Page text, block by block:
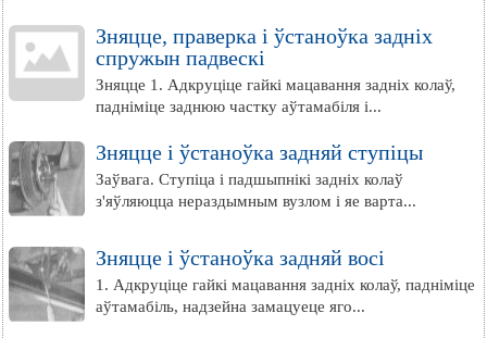
Зняцце, праверка і ўстаноўка задніх
спружын падвескі
Зняцце 1. Адкруціце гайкі мацавання задніх колаў,
падніміце заднюю частку аўтамабіля і...
Зняцце і ўстаноўка задняй ступіцы
Заўвага. Ступіца і падшыпнікі задніх колаў
з'яўляюцца нераздымным вузлом і яе варта...
Зняцце і ўстаноўка задняй восі
1. Адкруціце гайкі мацавання задніх колаў, падніміце
аўтамабіль, надзейна замацуеце яго...